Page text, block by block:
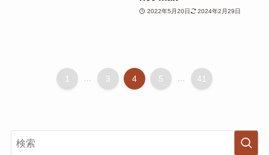
2022年5月20日 2024年2月29日
1 3 4 5 41